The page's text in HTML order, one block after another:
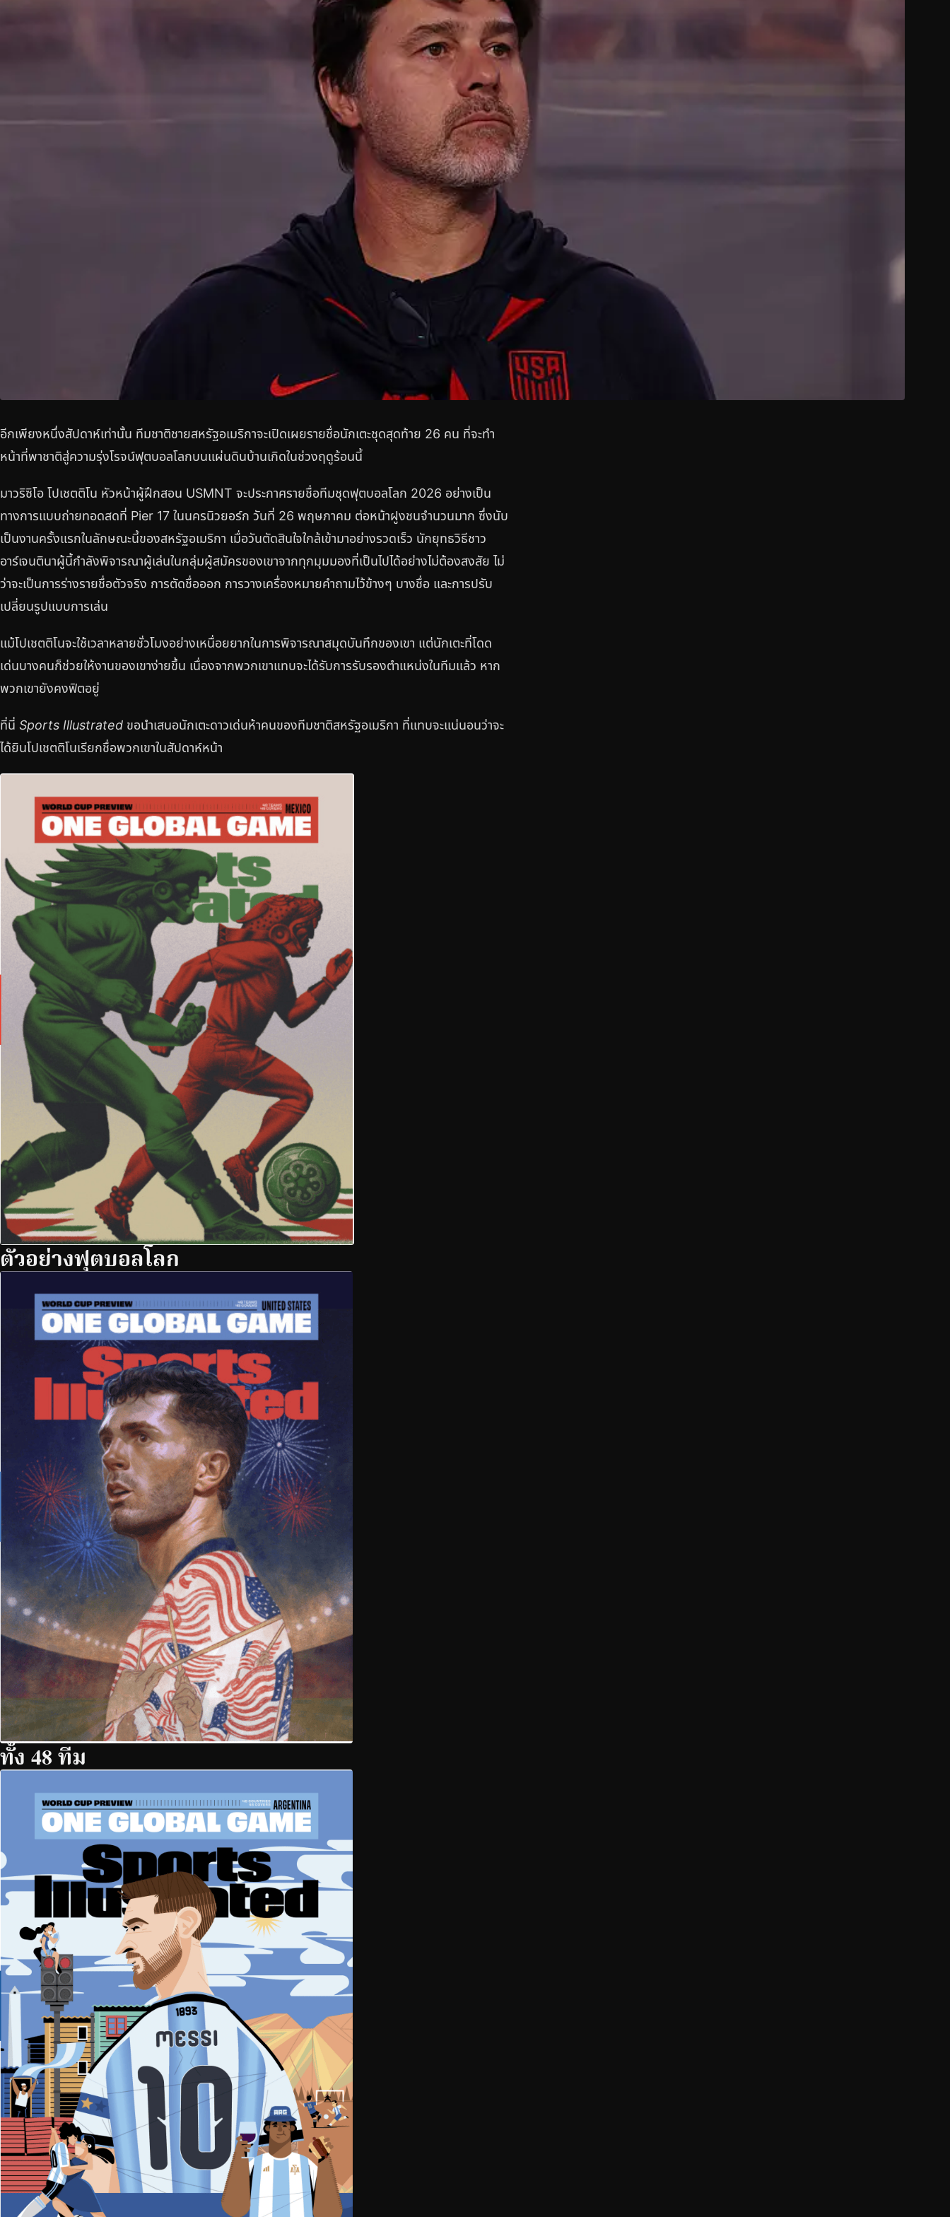
อีกเพียงหนึ่งสัปดาห์เท่านั้น ทีมชาติชายสหรัฐอเมริกาจะเปิดเผยรายชื่อนักเตะชุดสุดท้าย 26 คน ที่จะทำ
หน้าที่พาชาติสู่ความรุ่งโรจน์ฟุตบอลโลกบนแผ่นดินบ้านเกิดในช่วงฤดูร้อนนี้
มาวริซิโอ โปเชตติโน หัวหน้าผู้ฝึกสอน USMNT จะประกาศรายชื่อทีมชุดฟุตบอลโลก 2026 อย่างเป็น
ทางการแบบถ่ายทอดสดที่ Pier 17 ในนครนิวยอร์ก วันที่ 26 พฤษภาคม ต่อหน้าฝูงชนจำนวนมาก ซึ่งนับ
เป็นงานครั้งแรกในลักษณะนี้ของสหรัฐอเมริกา เมื่อวันตัดสินใจใกล้เข้ามาอย่างรวดเร็ว นักยุทธวิธีชาว
อาร์เจนตินาผู้นี้กำลังพิจารณาผู้เล่นในกลุ่มผู้สมัครของเขาจากทุกมุมมองที่เป็นไปได้อย่างไม่ต้องสงสัย ไม่
ว่าจะเป็นการร่างรายชื่อตัวจริง การตัดชื่อออก การวางเครื่องหมายคำถามไว้ข้างๆ บางชื่อ และการปรับ
เปลี่ยนรูปแบบการเล่น
แม้โปเชตติโนจะใช้เวลาหลายชั่วโมงอย่างเหนื่อยยากในการพิจารณาสมุดบันทึกของเขา แต่นักเตะที่โดด
เด่นบางคนก็ช่วยให้งานของเขาง่ายขึ้น เนื่องจากพวกเขาแทบจะได้รับการรับรองตำแหน่งในทีมแล้ว หาก
พวกเขายังคงฟิตอยู่
ที่นี่ Sports Illustrated ขอนำเสนอนักเตะดาวเด่นห้าคนของทีมชาติสหรัฐอเมริกา ที่แทบจะแน่นอนว่าจะ
ได้ยินโปเชตติโนเรียกชื่อพวกเขาในสัปดาห์หน้า
ตัวอย่างฟุตบอลโลก
ทั้ง 48 ทีม